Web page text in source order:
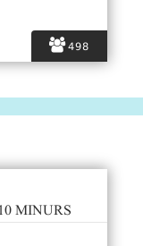
498
MINURS